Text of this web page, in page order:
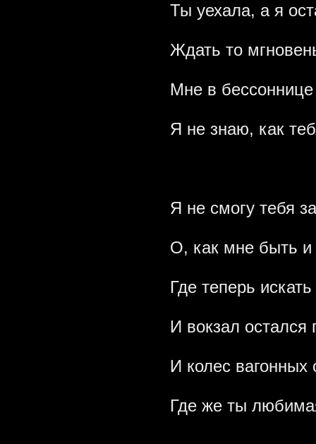
Ты уехала, а я
Ждать то
Мне в бессоннице
Я не знаю, как
Я не смогу тебя
О, как мне быть и
Где теперь
И вокзал остался
И колес вагонных
Где же ты